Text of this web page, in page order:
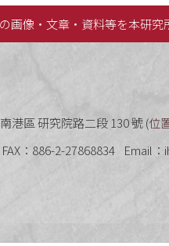
画像・文章・資料等を本研究
港區 研究院路二段 130 號 (位
FAX：886-2-27868834 Email：